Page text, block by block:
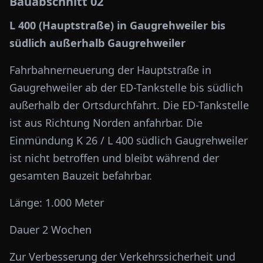
L 400 (Hauptstraße) in Gaugrehweiler bis
südlich außerhalb Gaugrehweiler
Fahrbahnerneuerung der Hauptstraße in
Gaugrehweiler ab der ED-Tankstelle bis südlich
außerhalb der Ortsdurchfahrt. Die ED-Tankstelle
ist aus Richtung Norden anfahrbar. Die
Einmündung K 26 / L 400 südlich Gaugrehweiler
ist nicht betroffen und bleibt während der
gesamten Bauzeit befahrbar.
Länge: 1.000 Meter
Dauer 2 Wochen
Zur Verbesserung der Verkehrssicherheit und